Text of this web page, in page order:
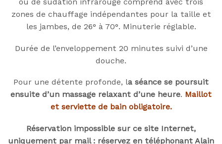
zones de chauffage indépendantes pour la taille et
les jambes, de 26° à 70°. Minuterie réglable.
Durée de l’enveloppement 20 minutes suivi d’une
douche.
Pour une détente profonde, la séance se poursuit
ensuite d’un massage relaxant d’une heure. Maillot
et serviette de bain obligatoire.
Réservation impossible sur ce site Internet,
uniquement par mail : réservez en téléphonant Alain